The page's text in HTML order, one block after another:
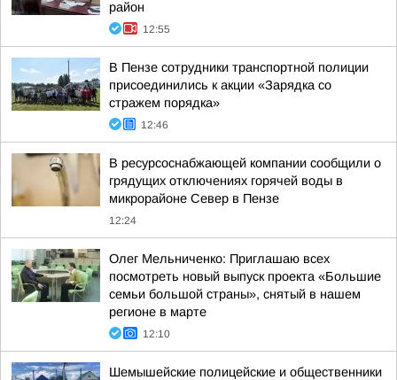
район
12:55
В Пензе сотрудники транспортной полиции
присоединились к акции «Зарядка со
стражем порядка»
12:46
В ресурсоснабжающей компании сообщили о
грядущих отключениях горячей воды в
микрорайоне Север в Пензе
12:24
Олег Мельниченко: Приглашаю всех
посмотреть новый выпуск проекта «Большие
семьи большой страны», снятый в нашем
регионе в марте
12:10
Шемышейские полицейские и общественники